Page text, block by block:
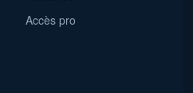
Accès pro